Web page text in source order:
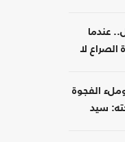
عندما
الصراع لا
وملء الفجوة
سيد